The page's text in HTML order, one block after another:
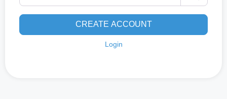
CREATE ACCOUNT
Login